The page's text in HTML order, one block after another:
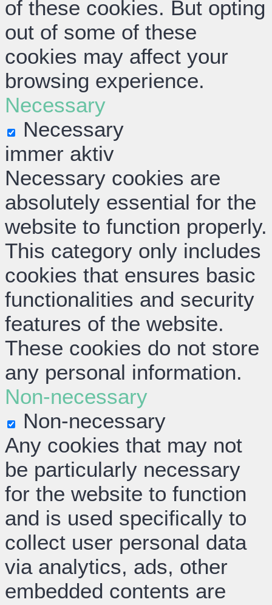
of these cookies. But opting
out of some of these
cookies may affect your
browsing experience.
Necessary
Necessary
immer aktiv
Necessary cookies are
absolutely essential for the
website to function properly.
This category only includes
cookies that ensures basic
functionalities and security
features of the website.
These cookies do not store
any personal information.
Non-necessary
Non-necessary
Any cookies that may not
be particularly necessary
for the website to function
and is used specifically to
collect user personal data
via analytics, ads, other
embedded contents are